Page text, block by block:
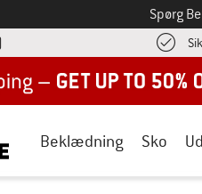
Spørg
Beklædning Sko